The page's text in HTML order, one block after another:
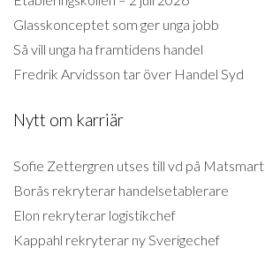
Glasskonceptet som ger unga jobb
Så vill unga ha framtidens handel
Fredrik Arvidsson tar över Handel Syd
Nytt om karriär
Sofie Zettergren utses till vd på Matsmart
Borås rekryterar handelsetablerare
Elon rekryterar logistikchef
Kappahl rekryterar ny Sverigechef